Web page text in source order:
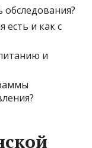
есть и как с
и